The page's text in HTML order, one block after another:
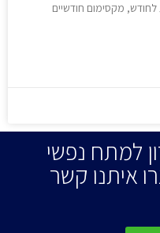
מקסימום חודשיים
למתח נפשי
איתנו קשר